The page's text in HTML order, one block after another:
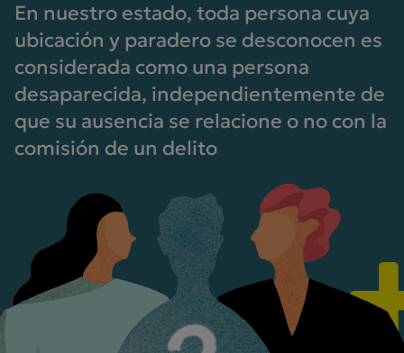
En nuestro estado, toda persona cuya
ubicación y paradero se desconocen es
considerada como una persona
desaparecida, independientemente de
que su ausencia se relacione o no con la
comisión de un delito